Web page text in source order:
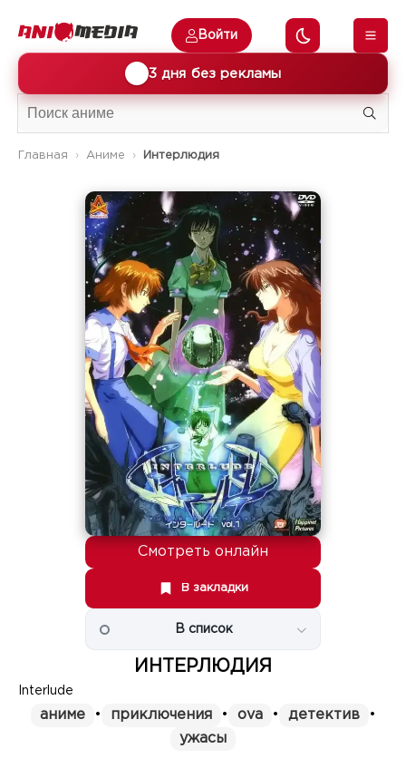
3 дня без рекламы
Войти
Главная Аниме Интерлюдия
Смотреть онлайн
В закладки
В список
ИНТЕРЛЮДИЯ
Interlude
аниме • приключения • ova • детектив
•
ужасы